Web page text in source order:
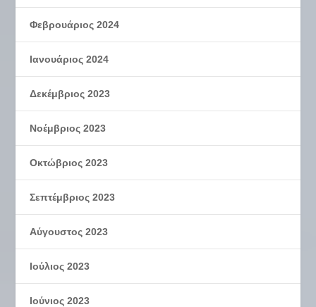
Φεβρουάριος 2024
Ιανουάριος 2024
Δεκέμβριος 2023
Νοέμβριος 2023
Οκτώβριος 2023
Σεπτέμβριος 2023
Αύγουστος 2023
Ιούλιος 2023
Ιούνιος 2023